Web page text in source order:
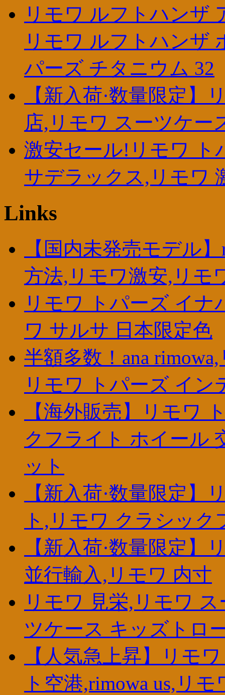
リモワ ルフトハンザ
リモワ ルフトハンザ
パーズ チタニウム 32
【新入荷·数量限定
店,リモワ スーツケー
激安セール!リモワ ト
サデラックス,リモワ
Links
【国内未発売モデル
方法,リモワ激安,リモ
リモワ トパーズ イナ
ワ サルサ 日本限定色
半額多数！ana
リモワ トパーズ イン
【海外販売】リモワ
クフライト ホイール
ット
【新入荷·数量限定
ト,リモワ クラシック
【新入荷·数量限定
並行輸入,リモワ 内寸
リモワ 見栄,リモワ
ツケース キッズトロ
【人気急上昇】リモ
ト空港,rimowa us,リ